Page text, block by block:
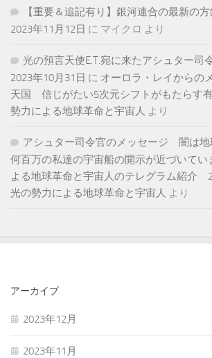
【重要＆追記有り】銀河連合の最新の
2023年11月12日 に マイクロ より
光の預言天使E.T.宛に来たアシュター
2023年10月31日 に オーロラ・レイから
天国 信じがたい5次元シフトがもたらす
勢力による地球革命と宇宙人 より
アシュター司令官のメッセージ 闇は地
何百万の私達の宇宙船の開示が近づいてい
よる地球革命と宇宙人のテレグラム紹介
光の勢力による地球革命と宇宙人 より
アーカイブ
2023年12月
2023年11月